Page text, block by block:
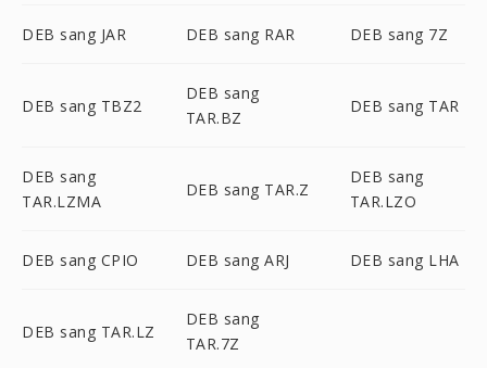
DEB sang JAR DEB sang RAR DEB sang 7Z
DEB sang TBZ2
DEB sang
TAR.BZ
DEB sang TAR
DEB sang
TAR.LZMA
DEB sang TAR.Z
DEB sang
TAR.LZO
DEB sang CPIO DEB sang ARJ DEB sang LHA
DEB sang TAR.LZ
DEB sang
TAR.7Z